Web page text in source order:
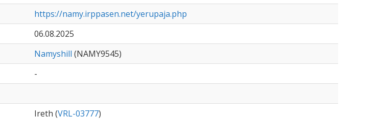
https://namy.irppasen.net/yerupaja.php
06.08.2025
Namyshill (NAMY9545)
-
Ireth (VRL-03777)